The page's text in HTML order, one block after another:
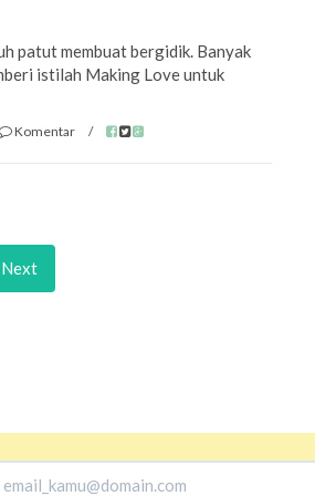
patut membuat bergidik. Banyak
istilah Making Love untuk
Komentar /
Next